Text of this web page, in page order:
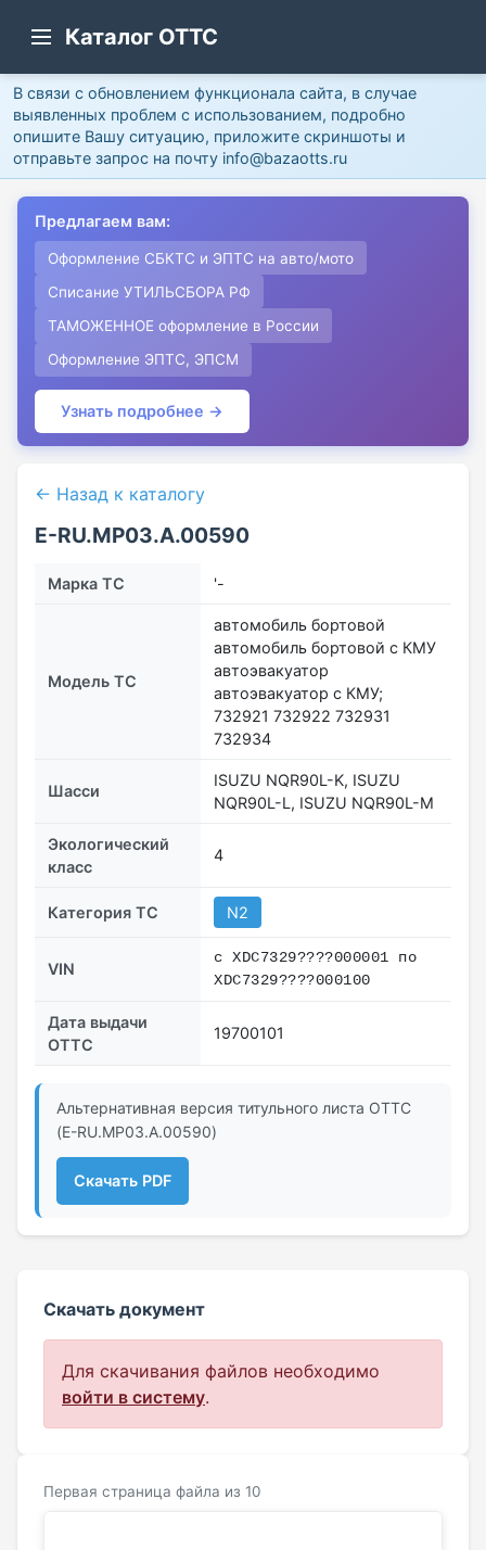
Каталог ОТТС
В связи с обновлением функционала сайта, в случае
выявленных проблем с использованием, подробно
опишите Вашу ситуацию, приложите скриншоты и
отправьте запрос на почту info@bazaotts.ru
Предлагаем вам:
Оформление СБКТС и ЭПТС на авто/мото
Списание УТИЛЬСБОРА РФ
ТАМОЖЕННОЕ оформление в России
Оформление ЭПТС, ЭПСМ
Узнать подробнее →
← Назад к каталогу
E-RU.МР03.A.00590
Марка ТС '-
Модель ТС
автомобиль бортовой
автомобиль бортовой с КМУ
автоэвакуатор
автоэвакуатор с КМУ;
732921 732922 732931
732934
Шасси
ISUZU NQR90L-K, ISUZU
NQR90L-L, ISUZU NQR90L-M
Экологический
класс
4
Категория ТС N2
VIN
c ХDC7329????000001 по
ХDC7329????000100
Дата выдачи
ОТТС
19700101
Альтернативная версия титульного листа ОТТС
(E-RU.МР03.A.00590)
Скачать PDF
Скачать документ
Для скачивания файлов необходимо
войти в систему.
Первая страница файла из 10